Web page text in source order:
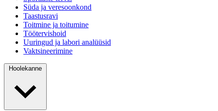
Süda ja veresoonkond
Taastusravi
Toitmine ja toitumine
Töötervishoid
Uuringud ja labori analüüsid
Vaktsineerimine
Hoolekanne